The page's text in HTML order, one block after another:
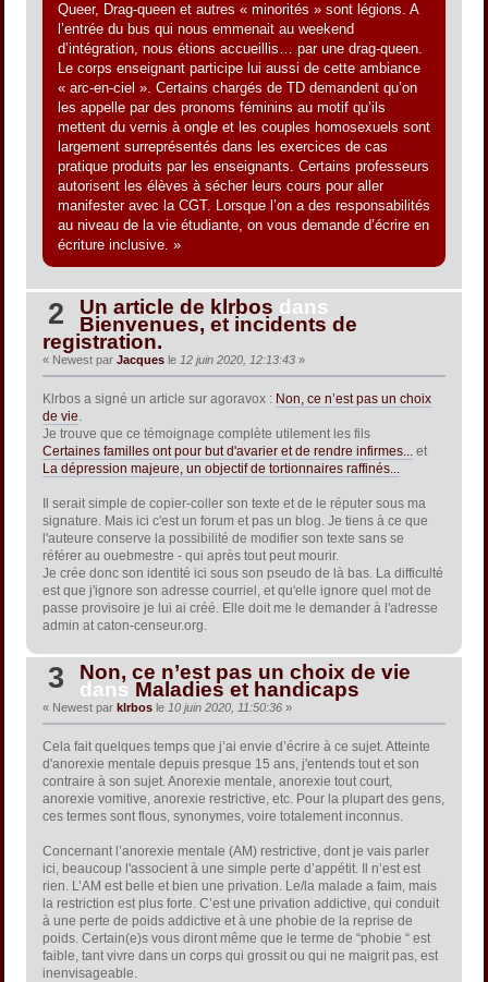
Queer, Drag-queen et autres « minorités » sont légions. A
l’entrée du bus qui nous emmenait au weekend
d’intégration, nous étions accueillis… par une drag-queen.
Le corps enseignant participe lui aussi de cette ambiance
« arc-en-ciel ». Certains chargés de TD demandent qu’on
les appelle par des pronoms féminins au motif qu’ils
mettent du vernis à ongle et les couples homosexuels sont
largement surreprésentés dans les exercices de cas
pratique produits par les enseignants. Certains professeurs
autorisent les élèves à sécher leurs cours pour aller
manifester avec la CGT. Lorsque l’on a des responsabilités
au niveau de la vie étudiante, on vous demande d’écrire en
écriture inclusive. »
2 Un article de klrbos dans
Bienvenues, et incidents de
registration.
« Newest par Jacques le12 juin 2020, 12:13:43»
Klrbos a signé un article sur agoravox : Non, ce n’est pas un choix
de vie.
Je trouve que ce témoignage complète utilement les fils
Certaines familles ont pour but d'avarier et de rendre infirmes...et
La dépression majeure, un objectif de tortionnaires raffinés...
Il serait simple de copier-coller son texte et de le réputer sous ma
signature. Mais ici c'est un forum et pas un blog. Je tiens à ce que
l'auteure conserve la possibilité de modifier son texte sans se
référer au ouebmestre - qui après tout peut mourir.
Je crée donc son identité ici sous son pseudo de là bas. La difficulté
est que j'ignore son adresse courriel, et qu'elle ignore quel mot de
passe provisoire je lui ai créé. Elle doit me le demander à l'adresse
admin at caton-censeur.org.
3 Non, ce n’est pas un choix de vie
dans Maladies et handicaps
« Newest par klrbos le10 juin 2020, 11:50:36»
Cela fait quelques temps que j’ai envie d’écrire à ce sujet. Atteinte
d'anorexie mentale depuis presque 15 ans, j'entends tout et son
contraire à son sujet. Anorexie mentale, anorexie tout court,
anorexie vomitive, anorexie restrictive, etc. Pour la plupart des gens,
ces termes sont flous, synonymes, voire totalement inconnus.
Concernant l’anorexie mentale (AM) restrictive, dont je vais parler
ici, beaucoup l'associent à une simple perte d’appétit. Il n’est est
rien. L’AM est belle et bien une privation. Le/la malade a faim, mais
la restriction est plus forte. C’est une privation addictive, qui conduit
à une perte de poids addictive et à une phobie de la reprise de
poids. Certain(e)s vous diront même que le terme de “phobie “ est
faible, tant vivre dans un corps qui grossit ou qui ne maigrit pas, est
inenvisageable.